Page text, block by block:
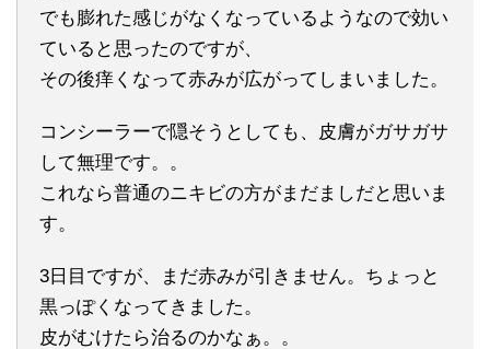
でも膨れた感じがなくなっているようなので効い
ていると思ったのですが、
その後痒くなって赤みが広がってしまいました。
コンシーラーで隠そうとしても、皮膚がガサガサ
して無理です。。
これなら普通のニキビの方がまだましだと思いま
す。
3日目ですが、まだ赤みが引きません。ちょっと
黒っぽくなってきました。
皮がむけたら治るのかなぁ。。